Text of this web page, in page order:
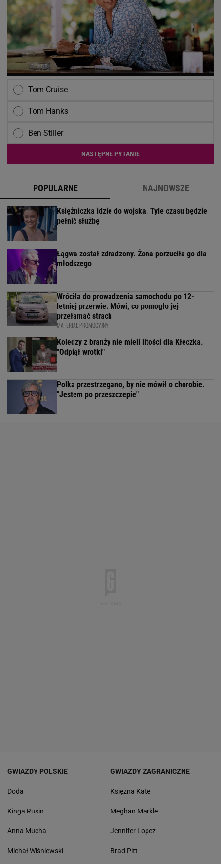
Tom Cruise
Tom Hanks
Ben Stiller
NASTĘPNE PYTANIE
POPULARNE NAJNOWSZE
Księżniczka idzie do wojska. Tyle czasu będzie
pełnić służbę
Łągwa został zdradzony. Żona porzuciła go dla
młodszego
Wróciła do prowadzenia samochodu po 12-
letniej przerwie. Mówi, co pomogło jej
przełamać strach
MATERIAŁ PROMOCYJNY
Koledzy z branży nie mieli litości dla Kłeczka.
"Odpiął wrotki"
Polka przestrzegano, by nie mówił o chorobie.
"Jestem po przeszczepie"
GWIAZDY POLSKIE
Doda
Kinga Rusin
Anna Mucha
Michał Wiśniewski
GWIAZDY ZAGRANICZNE
Księżna Kate
Meghan Markle
Jennifer Lopez
Brad Pitt